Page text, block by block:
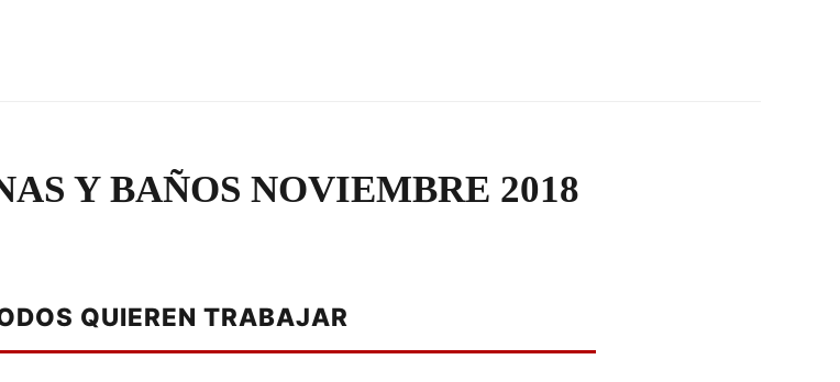
Y BAÑOS NOVIEMBRE 2018
QUIEREN TRABAJAR